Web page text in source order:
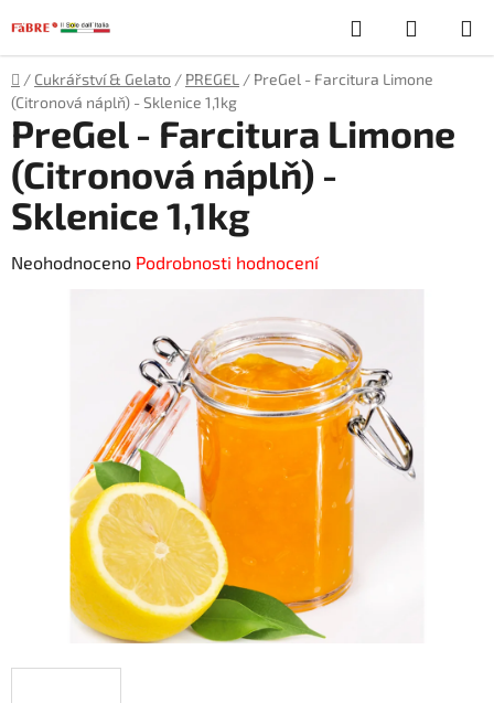
na
obsah
Hledat
KOŠÍK
Domů
/ Cukrářství & Gelato / PREGEL / PreGel - Farcitura Limone
(Citronová náplň) - Sklenice 1,1kg
PreGel - Farcitura Limone
(Citronová náplň) -
Sklenice 1,1kg
Průměrné
hvězdiček.
Neohodnoceno Podrobnosti hodnocení